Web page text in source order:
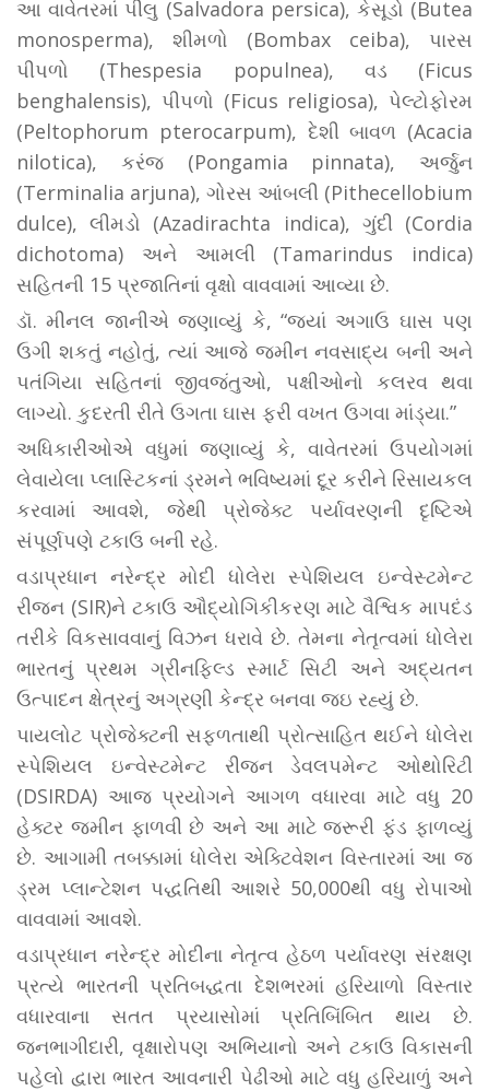
આ વાવેતરમાં પીલુ (Salvadora persica), કેસૂડો (Butea
monosperma), શીમળો (Bombax ceiba), પારસ
પીપળો (Thespesia populnea), વડ (Ficus
benghalensis), પીપળો (Ficus religiosa), પેલ્ટોફોરમ
(Peltophorum pterocarpum), દેશી બાવળ (Acacia
nilotica), કરંજ (Pongamia pinnata), અર્જુન
(Terminalia arjuna), ગોરસ આંબલી (Pithecellobium
dulce), લીમડો (Azadirachta indica), ગુંદી (Cordia
dichotoma) અને આમલી (Tamarindus indica)
સહિતની 15 પ્રજાતિનાં વૃક્ષો વાવવામાં આવ્યા છે.
ડૉ. મીનલ જાનીએ જણાવ્યું કે, “જ્યાં અગાઉ ઘાસ પણ
ઉગી શકતું નહોતું, ત્યાં આજે જમીન નવસાદ્ય બની અને
પતંગિયા સહિતનાં જીવજંતુઓ, પક્ષીઓનો કલરવ થવા
લાગ્યો. કુદરતી રીતે ઉગતા ઘાસ ફરી વખત ઉગવા માંડ્યા.”
અધિકારીઓએ વધુમાં જણાવ્યું કે, વાવેતરમાં ઉપયોગમાં
લેવાયેલા પ્લાસ્ટિકનાં ડ્રમને ભવિષ્યમાં દૂર કરીને રિસાયકલ
કરવામાં આવશે, જેથી પ્રોજેક્ટ પર્યાવરણની દૃષ્ટિએ
સંપૂર્ણપણે ટકાઉ બની રહે.
વડાપ્રધાન નરેન્દ્ર મોદી ધોલેરા સ્પેશિયલ ઇન્વેસ્ટમેન્ટ
રીજન (SIR)ને ટકાઉ ઔદ્યોગિકીકરણ માટે વૈશ્વિક માપદંડ
તરીકે વિકસાવવાનું વિઝન ધરાવે છે. તેમના નેતૃત્વમાં ધોલેરા
ભારતનું પ્રથમ ગ્રીનફિલ્ડ સ્માર્ટ સિટી અને અદ્યતન
ઉત્પાદન ક્ષેત્રનું અગ્રણી કેન્દ્ર બનવા જઇ રહ્યું છે.
પાયલોટ પ્રોજેક્ટની સફળતાથી પ્રોત્સાહિત થઈને ધોલેરા
સ્પેશિયલ ઇન્વેસ્ટમેન્ટ રીજન ડેવલપમેન્ટ ઓથોરિટી
(DSIRDA) આજ પ્રયોગને આગળ વધારવા માટે વધુ 20
હેક્ટર જમીન ફાળવી છે અને આ માટે જરૂરી ફંડ ફાળવ્યું
છે. આગામી તબક્કામાં ધોલેરા એક્ટિવેશન વિસ્તારમાં આ જ
ડ્રમ પ્લાન્ટેશન પદ્ધતિથી આશરે 50,000થી વધુ રોપાઓ
વાવવામાં આવશે.
વડાપ્રધાન નરેન્દ્ર મોદીના નેતૃત્વ હેઠળ પર્યાવરણ સંરક્ષણ
પ્રત્યે ભારતની પ્રતિબદ્ધતા દેશભરમાં હરિયાળો વિસ્તાર
વધારવાના સતત પ્રયાસોમાં પ્રતિબિંબિત થાય છે.
જનભાગીદારી, વૃક્ષારોપણ અભિયાનો અને ટકાઉ વિકાસની
પહેલો દ્વારા ભારત આવનારી પેઢીઓ માટે વધુ હરિયાળું અને